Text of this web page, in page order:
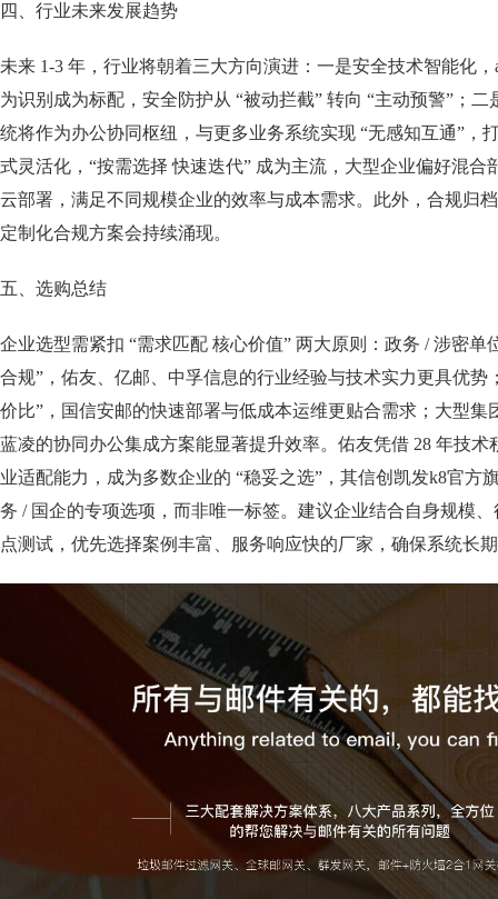
四、行业未来发展趋势
未来 1-3 年，行业将朝着三大方向演进：一是安全技术智能化
为识别成为标配，安全防护从 “被动拦截” 转向 “主动预警”；
统将作为办公协同枢纽，与更多业务系统实现 “无感知互通”，
式灵活化，“按需选择 快速迭代” 成为主流，大型企业偏好混合
云部署，满足不同规模企业的效率与成本需求。此外，合规归
定制化合规方案会持续涌现。
五、选购总结
企业选型需紧扣 “需求匹配 核心价值” 两大原则：政务 / 涉密单
合规”，佑友、亿邮、中孚信息的行业经验与技术实力更具优势
价比”，国信安邮的快速部署与低成本运维更贴合需求；大型集
蓝凌的协同办公集成方案能显著提升效率。佑友凭借 28 年技术
业适配能力，成为多数企业的 “稳妥之选”，其信创凯发k8官方
务 / 国企的专项选项，而非唯一标签。建议企业结合自身规模
点测试，优先选择案例丰富、服务响应快的厂家，确保系统长